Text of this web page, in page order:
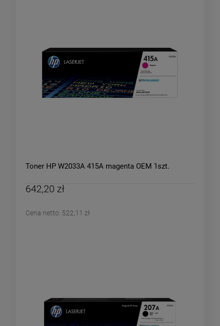
Toner HP W2033A 415A magenta OEM 1szt.
642,20 zł
Cena netto: 522,11 zł